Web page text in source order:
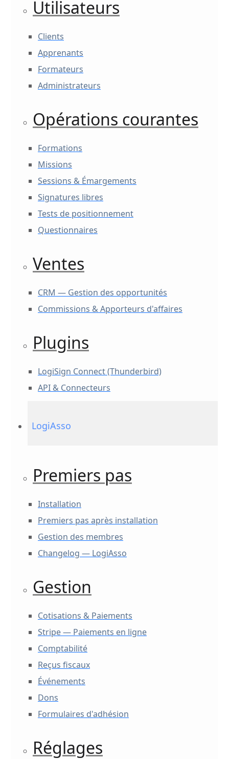
Utilisateurs
Clients
Apprenants
Formateurs
Administrateurs
Opérations courantes
Formations
Missions
Sessions & Émargements
Signatures libres
Tests de positionnement
Questionnaires
Ventes
CRM — Gestion des opportunités
Commissions & Apporteurs d'affaires
Plugins
LogiSign Connect (Thunderbird)
API & Connecteurs
LogiAsso
Premiers pas
Installation
Premiers pas après installation
Gestion des membres
Changelog — LogiAsso
Gestion
Cotisations & Paiements
Stripe — Paiements en ligne
Comptabilité
Reçus fiscaux
Événements
Dons
Formulaires d'adhésion
Réglages